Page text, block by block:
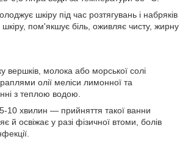
шкіру під час розтягувань і набряків
шкіру, пом'якшує біль, оживляє чисту, жирну
вершків, молока або морської солі
олії меліси лимонної та
з теплою водою.
10 хвилин — прийняття такої ванни
й освіжає у разі фізичної втоми, болів